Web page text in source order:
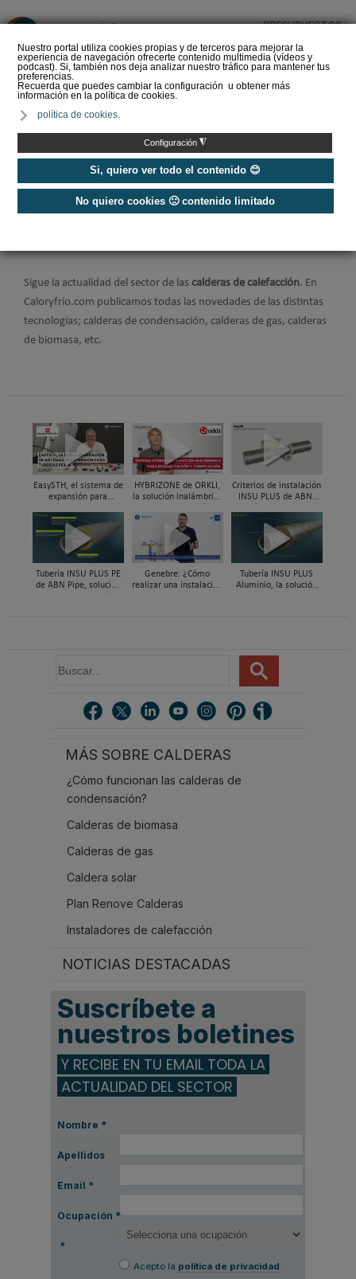
Nuestro portal utiliza cookies propias y de terceros para mejorar la
experiencia de navegación ofrecerte contenido multimedia (vídeos y
podcast). Si, también nos deja analizar nuestro tráfico para mantener tus
preferencias.
Recuerda que puedes cambiar la configuración u obtener más
información en la política de cookies.
política de cookies.
Configuración ◮
Si, quiero ver todo el contenido 😊
No quiero cookies 🙁 contenido limitado
PRESUPUESTOS
demanda el futuro del
sector
Calefacción / Calderas
Sigue la actualidad del sector de las calderas de calefacción. En
Caloryfrio.com publicamos todas las novedades de las distintas
tecnologías; calderas de condensación, calderas de gas, calderas
de biomasa, etc.
EasySTH, el sistema de
expansión para
Mestres, Standard
Hidráulica
HYBRIZONE de ORKLI,
la solución inalámbrica
zonificación del clima
en vivienda
Criterios de instalación
INSU PLUS de ABN,
Tubería INSU PLUS PE
de ABN Pipe, solución
Genebre: ¿Cómo
realizar una instalación
Tubería INSU PLUS
Aluminio, la solución
u
MÁS SOBRE CALDERAS
¿Cómo funcionan las calderas de
condensación?
Calderas de biomasa
Calderas de gas
Caldera solar
Plan Renove Calderas
Instaladores de calefacción
NOTICIAS DESTACADAS
Suscríbete a
nuestros boletines
Y RECIBE EN TU EMAIL TODA LA
ACTUALIDAD DEL SECTOR
Nombre *
Apellidos
Email *
Ocupación *
*
Acepto la política de privacidad.